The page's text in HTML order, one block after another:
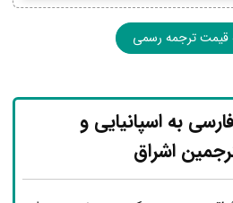
قیمت ترجمه رسمی
به اسپانیایی و
اشراق